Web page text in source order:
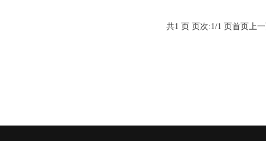
共1 页 页次:1/1 页首页上